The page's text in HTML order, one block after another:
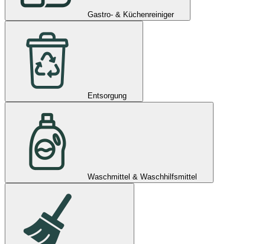
Gastro- & Küchenreiniger
Entsorgung
Waschmittel & Waschhilfsmittel